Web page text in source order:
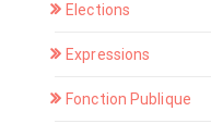
Elections
Expressions
Fonction Publique